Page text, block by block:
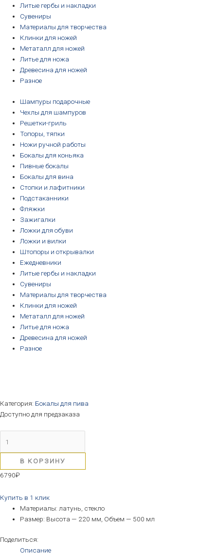
Литые гербы и накладки
Сувениры
Материалы для творчества
Клинки для ножей
Метаталл для ножей
Литье для ножа
Древесина для ножей
Разное
Шампуры подарочные
Чехлы для шампуров
Решетки-гриль
Топоры, тяпки
Ножи ручной работы
Бокалы для коньяка
Пивные бокалы
Бокалы для вина
Стопки и лафитники
Подстаканники
Фляжки
Зажигалки
Ложки для обуви
Ложки и вилки
Штопоры и открывалки
Ежедневники
Литые гербы и накладки
Сувениры
Материалы для творчества
Клинки для ножей
Метаталл для ножей
Литье для ножа
Древесина для ножей
Разное
Категория: Бокалы для пива
Доступно для предзаказа
В КОРЗИНУ
6790₽
Купить в 1 клик
Материалы: латунь, стекло
Размер: Высота — 220 мм, Объем — 500 мл
Поделиться:
Описание